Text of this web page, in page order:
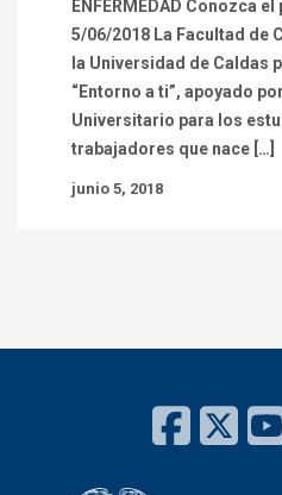
ENFERMEDAD Conozca
5/06/2018 La Facultad de
la Universidad de Caldas
“Entorno a ti”, apoyado
Universitario para los
trabajadores que nace […]
junio 5, 2018